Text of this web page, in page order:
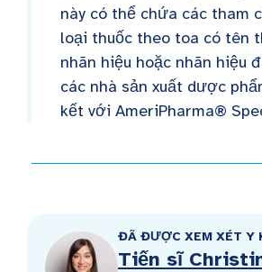
này có thể chứa các tham
loại thuốc theo toa có tên
nhãn hiệu hoặc nhãn hiệu
các nhà sản xuất dược
kết với AmeriPharma®
ĐÃ ĐƯỢC XEM XÉT Y
Tiến sĩ